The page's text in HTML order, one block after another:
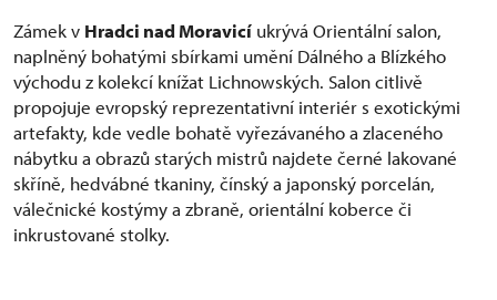
Zámek v Hradci nad Moravicí ukrývá Orientální salon,
naplněný bohatými sbírkami umění Dálného a Blízkého
východu z kolekcí knížat Lichnowských. Salon citlivě
propojuje evropský reprezentativní interiér s exotickými
artefakty, kde vedle bohatě vyřezávaného a zlaceného
nábytku a obrazů starých mistrů najdete černé lakované
skříně, hedvábné tkaniny, čínský a japonský porcelán,
válečnické kostýmy a zbraně, orientální koberce či
inkrustované stolky.